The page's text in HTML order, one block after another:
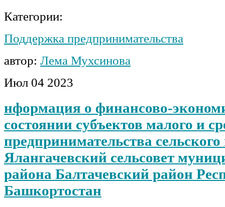
Категории:
Поддержка предпринимательства
автор: Лема Мухсинова
Июл 04 2023
нформация о финансово-
состоянии субъектов малого и
предпринимательства
Ялангачевский сельсовет
района Балтачевский район
Башкортостан